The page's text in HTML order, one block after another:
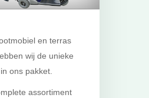
en terras
wij de unieke
ons pakket.
assortiment